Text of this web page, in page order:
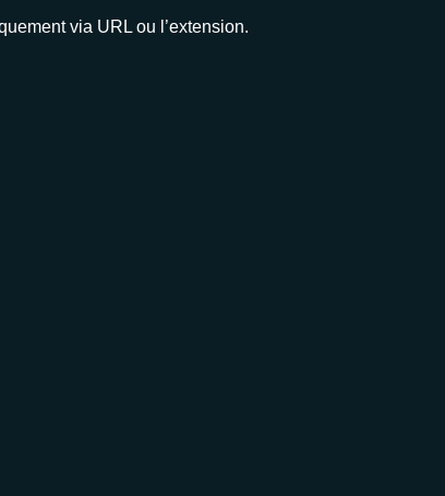
via URL ou l’extension.